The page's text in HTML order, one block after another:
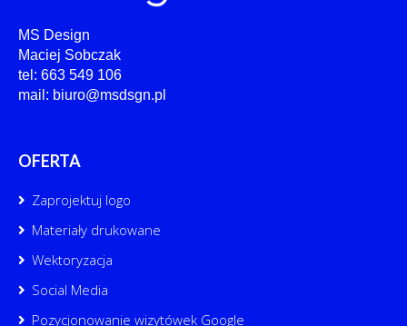
MS Design
Maciej Sobczak
tel: 663 549 106
mail: biuro@msdsgn.pl
OFERTA
Zaprojektuj logo
Materiały drukowane
Wektoryzacja
Social Media
Pozycjonowanie wizytówek Google